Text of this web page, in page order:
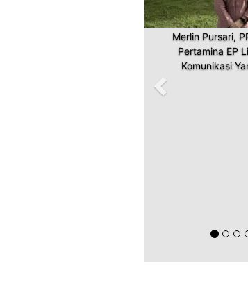
Merlin Pursari,
Pertamina EP
Komunikasi